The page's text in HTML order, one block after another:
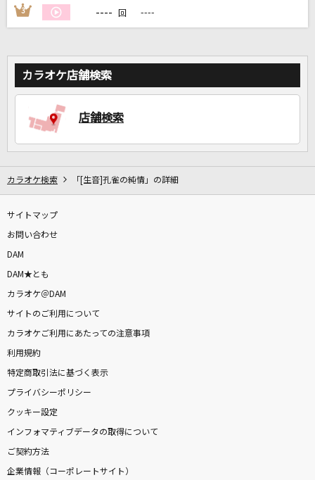
3 ---- 回 ----
カラオケ店舗検索
店舗検索
カラオケ検索 「[生音]孔雀の純情」の詳細
サイトマップ
お問い合わせ
DAM
DAM★とも
カラオケ＠DAM
サイトのご利用について
カラオケご利用にあたっての注意事項
利用規約
特定商取引法に基づく表示
プライバシーポリシー
クッキー設定
インフォマティブデータの取得について
ご契約方法
企業情報（コーポレートサイト）